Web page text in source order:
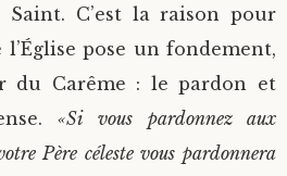
Saint. C’est la raison pour
pose un fondement,
du Carême : le pardon et
«Si vous pardonnez aux
Père céleste vous pardonnera